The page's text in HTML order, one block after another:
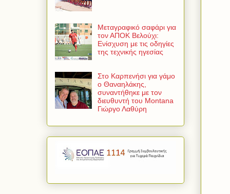
Μεταγραφικό σαφάρι για
τον ΑΠΟΚ Βελούχι:
Ενίσχυση με τις οδηγίες
της τεχνικής ηγεσίας
Στο Καρπενήσι για γάμο
ο Θαναηλάκης,
συναντήθηκε με τον
διευθυντή του Montana
Γιώργο Λαθύρη